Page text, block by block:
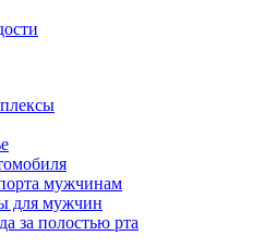
мужчинам
для мужчин
за полостью рта